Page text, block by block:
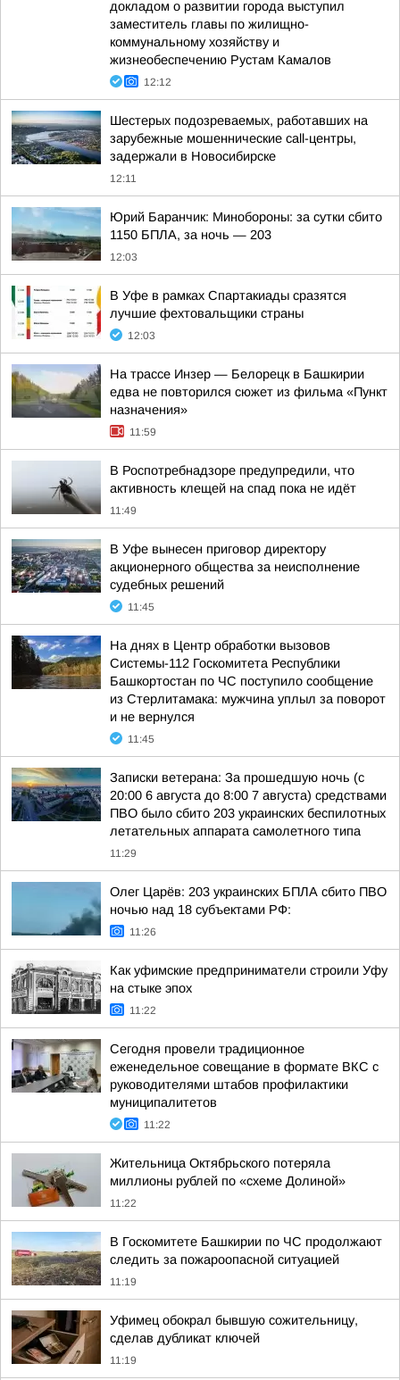
докладом о развитии города выступил
заместитель главы по жилищно-
коммунальному хозяйству и
жизнеобеспечению Рустам Камалов
12:12
Шестерых подозреваемых, работавших на
зарубежные мошеннические call-центры,
задержали в Новосибирске
12:11
Юрий Баранчик: Минобороны: за сутки сбито
1150 БПЛА, за ночь — 203
12:03
В Уфе в рамках Спартакиады сразятся
лучшие фехтовальщики страны
12:03
На трассе Инзер — Белорецк в Башкирии
едва не повторился сюжет из фильма «Пункт
назначения»
11:59
В Роспотребнадзоре предупредили, что
активность клещей на спад пока не идёт
11:49
В Уфе вынесен приговор директору
акционерного общества за неисполнение
судебных решений
11:45
На днях в Центр обработки вызовов
Системы-112 Госкомитета Республики
Башкортостан по ЧС поступило сообщение
из Стерлитамака: мужчина уплыл за поворот
и не вернулся
11:45
Записки ветерана: За прошедшую ночь (с
20:00 6 августа до 8:00 7 августа) средствами
ПВО было сбито 203 украинских беспилотных
летательных аппарата самолетного типа
11:29
Олег Царёв: 203 украинских БПЛА сбито ПВО
ночью над 18 субъектами РФ:
11:26
Как уфимские предприниматели строили Уфу
на стыке эпох
11:22
Сегодня провели традиционное
еженедельное совещание в формате ВКС с
руководителями штабов профилактики
муниципалитетов
11:22
Жительница Октябрьского потеряла
миллионы рублей по «схеме Долиной»
11:22
В Госкомитете Башкирии по ЧС продолжают
следить за пожароопасной ситуацией
11:19
Уфимец обокрал бывшую сожительницу,
сделав дубликат ключей
11:19